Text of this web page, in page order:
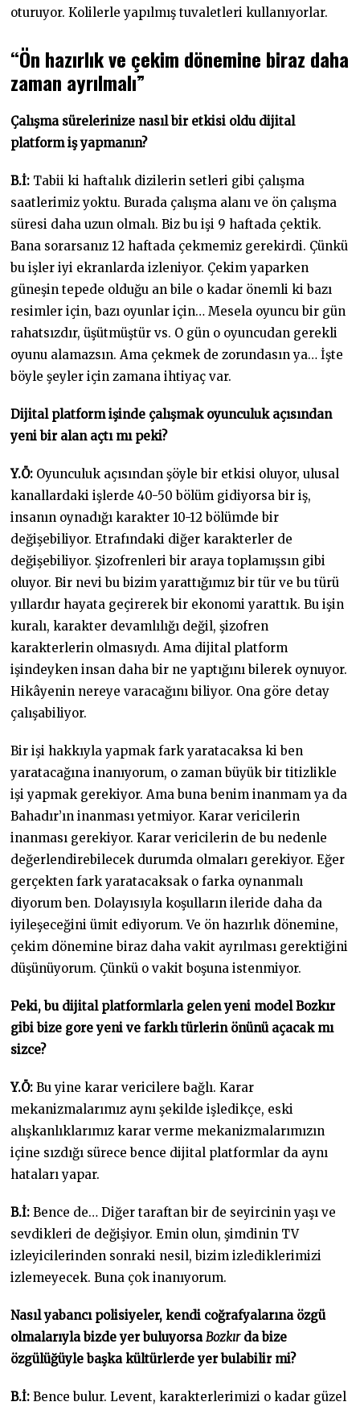
oturuyor. Kolilerle yapılmış tuvaletleri kullanıyorlar.
“Ön hazırlık ve çekim dönemine biraz daha
zaman ayrılmalı”
Çalışma sürelerinize nasıl bir etkisi oldu dijital
platform iş yapmanın?
B.İ: Tabii ki haftalık dizilerin setleri gibi çalışma
saatlerimiz yoktu. Burada çalışma alanı ve ön çalışma
süresi daha uzun olmalı. Biz bu işi 9 haftada çektik.
Bana sorarsanız 12 haftada çekmemiz gerekirdi. Çünkü
bu işler iyi ekranlarda izleniyor. Çekim yaparken
güneşin tepede olduğu an bile o kadar önemli ki bazı
resimler için, bazı oyunlar için… Mesela oyuncu bir gün
rahatsızdır, üşütmüştür vs. O gün o oyuncudan gerekli
oyunu alamazsın. Ama çekmek de zorundasın ya… İşte
böyle şeyler için zamana ihtiyaç var.
Dijital platform işinde çalışmak oyunculuk açısından
yeni bir alan açtı mı peki?
Y.Ö: Oyunculuk açısından şöyle bir etkisi oluyor, ulusal
kanallardaki işlerde 40-50 bölüm gidiyorsa bir iş,
insanın oynadığı karakter 10-12 bölümde bir
değişebiliyor. Etrafındaki diğer karakterler de
değişebiliyor. Şizofrenleri bir araya toplamışsın gibi
oluyor. Bir nevi bu bizim yarattığımız bir tür ve bu türü
yıllardır hayata geçirerek bir ekonomi yarattık. Bu işin
kuralı, karakter devamlılığı değil, şizofren
karakterlerin olmasıydı. Ama dijital platform
işindeyken insan daha bir ne yaptığını bilerek oynuyor.
Hikâyenin nereye varacağını biliyor. Ona göre detay
çalışabiliyor.
Bir işi hakkıyla yapmak fark yaratacaksa ki ben
yaratacağına inanıyorum, o zaman büyük bir titizlikle
işi yapmak gerekiyor. Ama buna benim inanmam ya da
Bahadır’ın inanması yetmiyor. Karar vericilerin
inanması gerekiyor. Karar vericilerin de bu nedenle
değerlendirebilecek durumda olmaları gerekiyor. Eğer
gerçekten fark yaratacaksak o farka oynanmalı
diyorum ben. Dolayısıyla koşulların ileride daha da
iyileşeceğini ümit ediyorum. Ve ön hazırlık dönemine,
çekim dönemine biraz daha vakit ayrılması gerektiğini
düşünüyorum. Çünkü o vakit boşuna istenmiyor.
Peki, bu dijital platformlarla gelen yeni model Bozkır
gibi bize gore yeni ve farklı türlerin önünü açacak mı
sizce?
Y.Ö: Bu yine karar vericilere bağlı. Karar
mekanizmalarımız aynı şekilde işledikçe, eski
alışkanlıklarımız karar verme mekanizmalarımızın
içine sızdığı sürece bence dijital platformlar da aynı
hataları yapar.
B.İ: Bence de… Diğer taraftan bir de seyircinin yaşı ve
sevdikleri de değişiyor. Emin olun, şimdinin TV
izleyicilerinden sonraki nesil, bizim izlediklerimizi
izlemeyecek. Buna çok inanıyorum.
Nasıl yabancı polisiyeler, kendi coğrafyalarına özgü
olmalarıyla bizde yer buluyorsaBozkırda bize
özgülüğüyle başka kültürlerde yer bulabilir mi?
B.İ: Bence bulur. Levent, karakterlerimizi o kadar güzel